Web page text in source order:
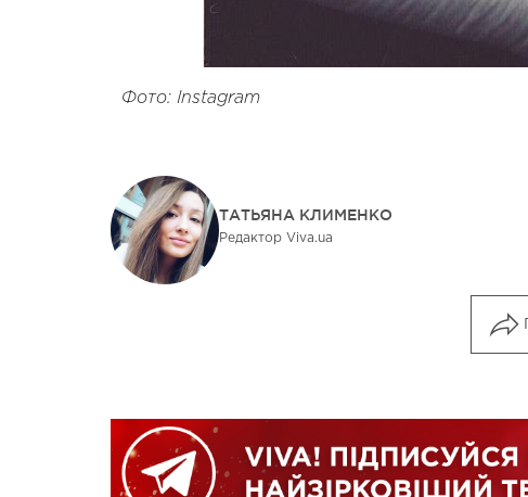
Фото: Instagram
ТАТЬЯНА КЛИМЕНКО
Редактор Viva.ua